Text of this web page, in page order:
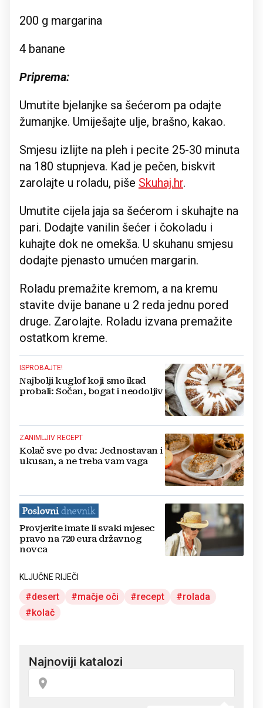
200 g margarina
4 banane
Priprema:
Umutite bjelanjke sa šećerom pa odajte
žumanjke. Umiješajte ulje, brašno, kakao.
Smjesu izlijte na pleh i pecite 25-30 minuta
na 180 stupnjeva. Kad je pečen, biskvit
zarolajte u roladu, piše Skuhaj.hr.
Umutite cijela jaja sa šećerom i skuhajte na
pari. Dodajte vanilin šećer i čokoladu i
kuhajte dok ne omekša. U skuhanu smjesu
dodajte pjenasto umućen margarin.
Roladu premažite kremom, a na kremu
stavite dvije banane u 2 reda jednu pored
druge. Zarolajte. Roladu izvana premažite
ostatkom kreme.
ISPROBAJTE!
Najbolji kuglof koji smo ikad
probali: Sočan, bogat i neodoljiv
ZANIMLJIV RECEPT
Kolač sve po dva: Jednostavan i
ukusan, a ne treba vam vaga
Provjerite imate li svaki mjesec
pravo na 720 eura državnog
novca
KLJUČNE RIJEČI
desert mačje oči recept
rolada
kolač